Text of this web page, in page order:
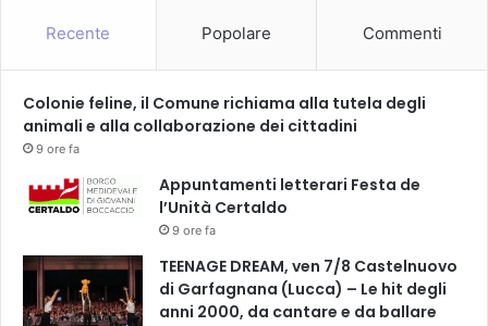
Recente Popolare Commenti
Colonie feline, il Comune richiama alla tutela degli
animali e alla collaborazione dei cittadini
9 ore fa
Appuntamenti letterari Festa de
l’Unità Certaldo
9 ore fa
TEENAGE DREAM, ven 7/8 Castelnuovo
di Garfagnana (Lucca) – Le hit degli
anni 2000, da cantare e da ballare